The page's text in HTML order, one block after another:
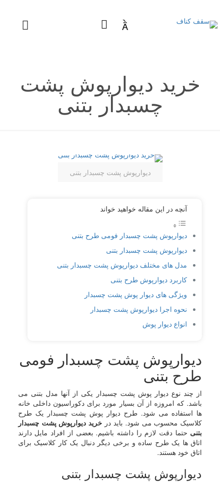

خرید دیوارپوش پشت
چسبدار بتنی
دیوارپوش پشت چسبدار بتنی
آنچه در این مقاله خواهید خواند
دیوارپوش پشت چسبدار فومی طرح بتنی
دیوارپوش پشت چسبدار بتنی
مدل های مختلف دیوارپوش پشت چسبدار بتنی
کاربرد دیوارپوش طرح بتنی
ویژگی های دیوار پوش پشت چسبدار
نحوه اجرا دیوارپوش پشت چسبدار
انواع دیوار پوش
دیوارپوش پشت چسبدار فومی
طرح بتنی
از چند نوع دیوار پوش پشت چسبدار یکی از آنها مدل بتنی می
باشد. که امروزه از آن بسیار مورد برای دکوراسیون داخلی خانه
ها استفاده می شود. طرح دیوار پوش پشت چسبدار یک طرح
کلاسیک محسوب می شود. باید در خرید دیوارپوش پشت چسبدار
بتنی حتما دقت لازم را داشته باشیم. بعضی از افراد مایل دارند
اتاق ها یک طرح ساده و برخی دیگر دنبال یک کار کلاسیک برای
اتاق خود هستند.
دیوارپوش پشت چسبدار بتنی